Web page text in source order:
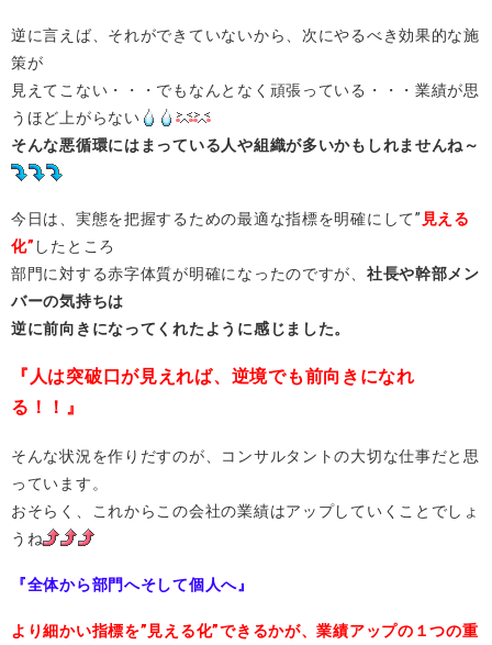
逆に言えば、それができていないから、次にやるべき効果的な施
策が
見えてこない・・・でもなんとなく頑張っている・・・業績が思
うほど上がらない
そんな悪循環にはまっている人や組織が多いかもしれませんね～
今日は、実態を把握するための最適な指標を明確にして” 見える
化” したところ
部門に対する赤字体質が明確になったのですが、 社長や幹部メン
バーの気持ちは
逆に前向きになってくれたように感じました。
『人は突破口が見えれば、逆境でも前向きになれ
る！！』
そんな状況を作りだすのが、コンサルタントの大切な仕事だと思
っています。
おそらく、これからこの会社の業績はアップしていくことでしょ
うね
『全体から部門へそして個人へ』
より細かい指標を”見える化”できるかが、業績アップの１つの重